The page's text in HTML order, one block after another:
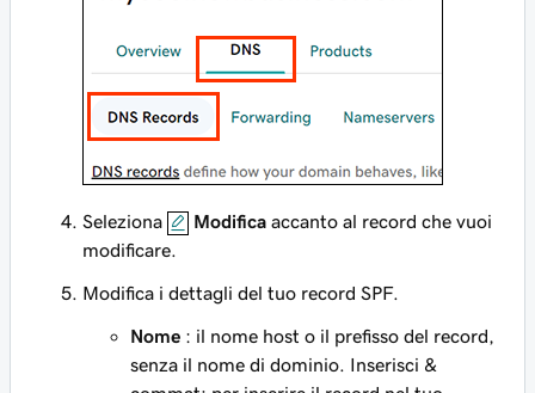
Seleziona Modifica accanto al record che vuoi
modificare.
Modifica i dettagli del tuo record SPF.
Nome : il nome host o il prefisso del record,
senza il nome di dominio. Inserisci &